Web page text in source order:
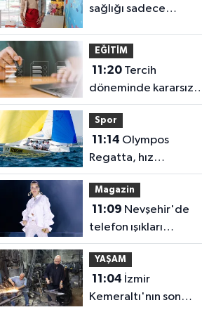
sağlığı sadece
değil
EĞİTİM
11:20
döneminde kararsız
kalan gençlere
bilimsel yol haritası...
Halen kararsızsanız bu
testi çözün!
Spor
11:14
Regatta, hız
kesmeden devam
ediyor
Magazin
11:09
telefon ışıkları
Bengü'nün şarkılarına
eşlik etti
YAŞAM
11:04
Kemeraltı'nın son